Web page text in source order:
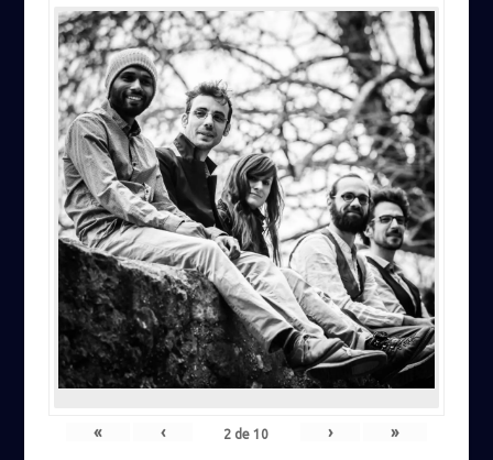
« ‹ 2 de10 › »